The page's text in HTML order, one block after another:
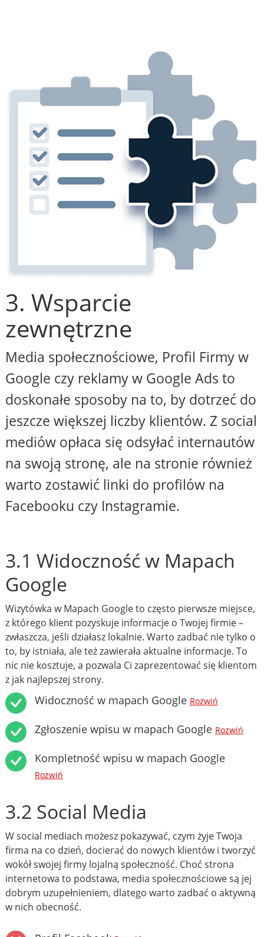
3. Wsparcie
zewnętrzne
Media społecznościowe, Profil Firmy w
Google czy reklamy w Google Ads to
doskonałe sposoby na to, by dotrzeć do
jeszcze większej liczby klientów. Z social
mediów opłaca się odsyłać internautów
na swoją stronę, ale na stronie również
warto zostawić linki do profilów na
Facebooku czy Instagramie.
3.1 Widoczność w Mapach
Google
Wizytówka w Mapach Google to często pierwsze miejsce,
z którego klient pozyskuje informacje o Twojej firmie –
zwłaszcza, jeśli działasz lokalnie. Warto zadbać nie tylko o
to, by istniała, ale też zawierała aktualne informacje. To
nic nie kosztuje, a pozwala Ci zaprezentować się klientom
z jak najlepszej strony.
Widoczność w mapach Google Rozwiń
Zgłoszenie wpisu w mapach Google Rozwiń
Kompletność wpisu w mapach Google
Rozwiń
3.2 Social Media
W social mediach możesz pokazywać, czym żyje Twoja
firma na co dzień, docierać do nowych klientów i tworzyć
wokół swojej firmy lojalną społeczność. Choć strona
internetowa to podstawa, media społecznościowe są jej
dobrym uzupełnieniem, dlatego warto zadbać o aktywną
w nich obecność.